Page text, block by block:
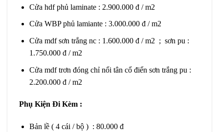
Cửa hdf phủ laminate : 2.900.000 đ / m2
Cửa WBP phủ lamiante : 3.000.000 đ / m2
Cửa mdf sơn trắng nc : 1.600.000 đ / m2 ; sơn pu :
1.750.000 đ / m2
Cửa mdf trơn đóng chỉ nổi tân cổ điển sơn trắng pu :
2.200.000 đ / m2
Phụ Kiện Đi Kèm :
Bản lề ( 4 cái / bộ ) : 80.000 đ